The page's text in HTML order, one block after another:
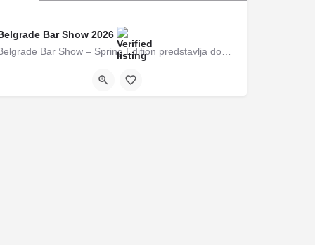
Bar Show 2026
Belgrade Bar Show – Spring Edition predstavlja događaj posvećen miksologiji i savremenoj barskoj kulturi u…